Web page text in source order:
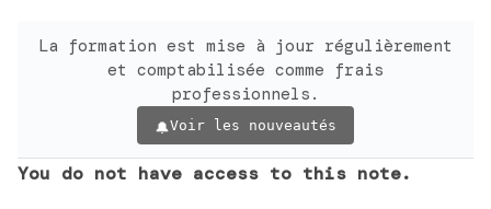
La formation est mise à jour régulièrement
et comptabilisée comme frais
professionnels.
Voir les nouveautés
You do not have access to this note.